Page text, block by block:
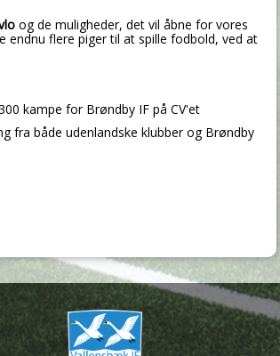
og de muligheder, det vil åbne for vores
endnu flere piger til at spille fodbold, ved at
kampe for Brøndby IF på CV'et
fra både udenlandske klubber og Brøndby